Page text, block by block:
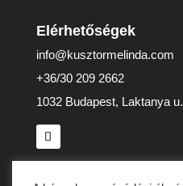
Elérhetőségek
info@kusztormelinda.com
+36/30 209 2662
1032 Budapest, Laktanya